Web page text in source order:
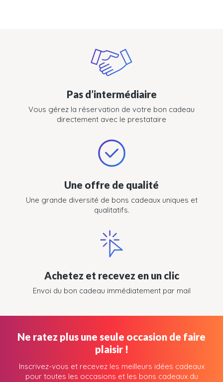
Pas d’intermédiaire
Vous gérez la réservation de votre bon cadeau
directement avec le prestataire
Une offre de qualité
Une grande diversité de bons cadeaux uniques et
qualitatifs.
Achetez et recevez en un clic
Envoi du bon cadeau immédiatement par mail
Ne ratez plus une seule occasion de faire
plaisir !
Inscrivez-vous et recevez les meilleurs idées cadeaux
pour toutes les occasions et les bons cadeaux du